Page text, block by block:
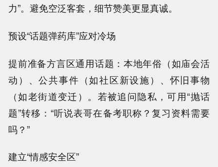
力”。避免空泛客套，细节赞美更显真诚。
预设“话题弹药库”应对冷场
提前准备方言区通用话题：本地年俗（如庙会活
动）、公共事件（如社区新设施）、怀旧事物
（如老街道变迁）。若被追问隐私，可用“抛话
题”转移：“听说表哥在备考职称？复习资料需要
吗？”
建立“情感安全区”